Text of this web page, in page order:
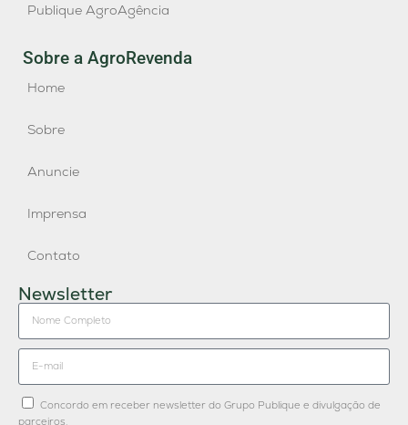
Publique AgroAgência
Sobre a AgroRevenda
Home
Sobre
Anuncie
Imprensa
Contato
Newsletter
Concordo em receber newsletter do Grupo Publique e divulgação de
parceiros.